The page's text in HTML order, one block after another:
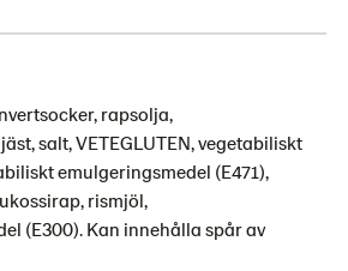
rapsolja,
salt, VETEGLUTEN, vegetabiliskt
emulgeringsmedel (E471),
rismjöl,
(E300). Kan innehålla spår av